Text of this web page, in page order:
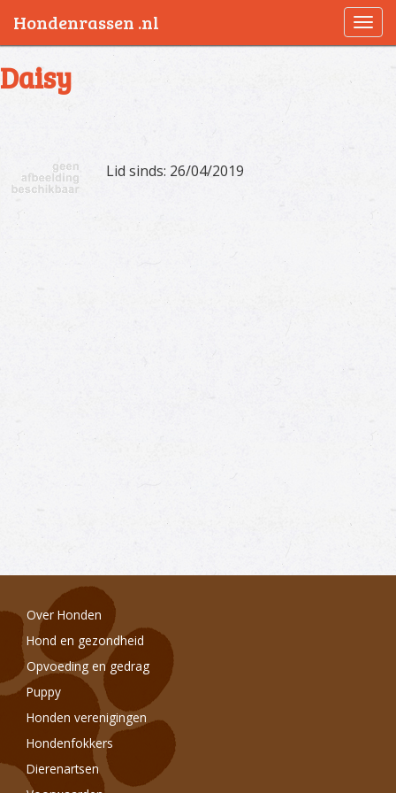
Daisy
Lid sinds: 26/04/2019
Over Honden
Hond en gezondheid
Opvoeding en gedrag
Puppy
Honden verenigingen
Hondenfokkers
Dierenartsen
Hondenrassen .nl